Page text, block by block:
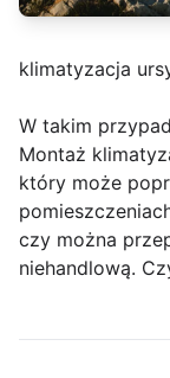
klimatyzacja
W takim
Montaż
który może
czy można
niehandlową.